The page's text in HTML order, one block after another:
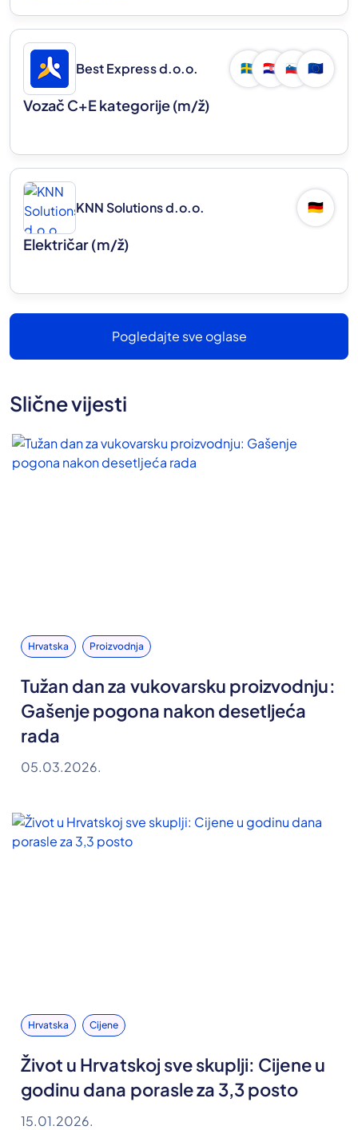
Best Express d.o.o. 🇸🇪 🇭🇷 🇸🇮 🇪🇺
Vozač C+E kategorije(m/ž)
KNN Solutions d.o.o. 🇩🇪
Električar(m/ž)
Pogledajte sve oglase
Slične vijesti
Hrvatska Proizvodnja
Tužan dan za vukovarsku proizvodnju:
Gašenje pogona nakon desetljeća
rada
05.03.2026.
Hrvatska Cijene
Život u Hrvatskoj sve skuplji: Cijene u
godinu dana porasle za 3,3 posto
15.01.2026.